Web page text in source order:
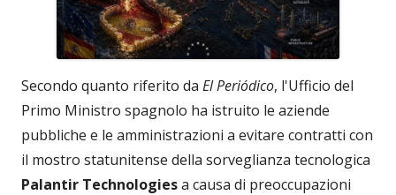
Secondo quanto riferito da El Periódico, l'Ufficio del
Primo Ministro spagnolo ha istruito le aziende
pubbliche e le amministrazioni a evitare contratti con
il mostro statunitense della sorveglianza tecnologica
Palantir Technologiesa causa di preoccupazioni